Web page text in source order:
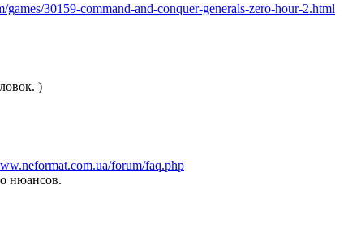
30159-command-and-conquer-generals-zero-hour-2.html
)
forum/faq.php
нюансов.